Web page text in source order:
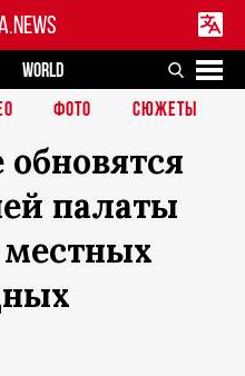
WORLD
ФОТО СЮЖЕТЫ
палаты